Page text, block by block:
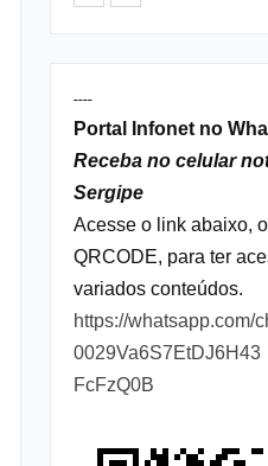
----
Portal Infonet no
Receba no celular
Sergipe
Acesse o link abaixo,
QRCODE, para ter
variados conteúdos.
https://whatsapp.com/
0029Va6S7EtDJ6H43
FcFzQ0B